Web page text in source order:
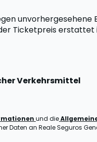
Ticketpreis erstattet
Verkehrsmittel
und die
Daten an Reale Seguros